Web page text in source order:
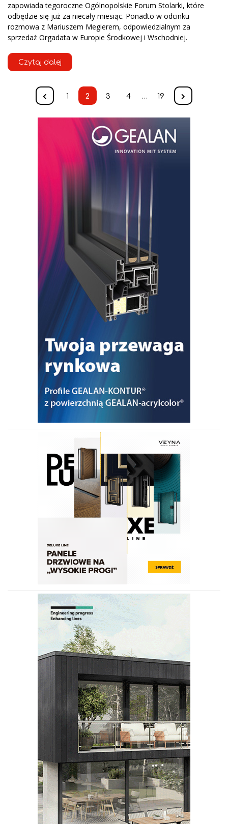
zapowiada tegoroczne Ogólnopolskie Forum Stolarki, które
odbędzie się już za niecały miesiąc. Ponadto w odcinku
rozmowa z Mariuszem Megierem, odpowiedzialnym za
sprzedaż Orgadata w Europie Środkowej i Wschodniej.
Czytaj dalej
1 2 3 4 … 19